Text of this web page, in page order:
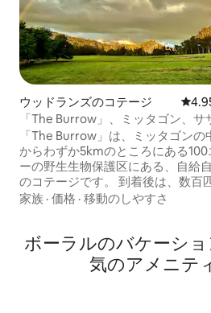
ウッドランズのコテージ レビ
「The Burrow」、ミッタゴン、サ
イランズ、ニューサウスウェール
「The Burrow」は、ミッタゴンの
からわずか5kmのところにある100
ーの野生生物保護区にある、自給
のコテージです。 到着後は、数百
ンガルーと1匹か2匹のウォンバット
で自然をお楽しみいただけます。 「The
Burrow」は、ニューサウスウェー
サザンハイランズにある手作りの
家族 · 価格 · 移動のしやすさ
ボーラルのバケーシ
気のアメニテ